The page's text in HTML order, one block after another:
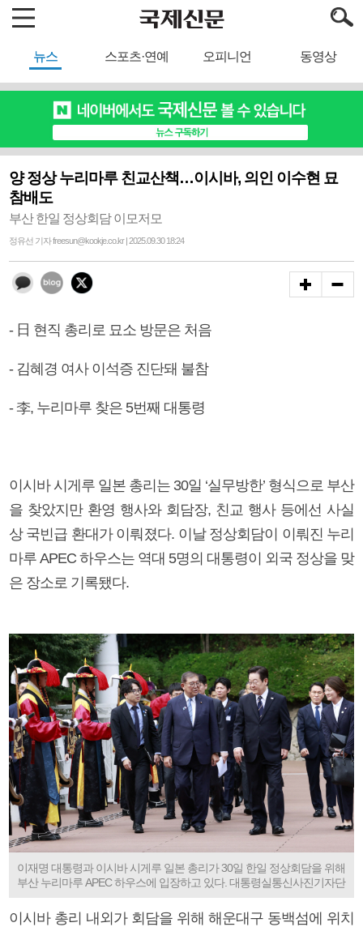
뉴스 스포츠·연예 오피니언 동영상
양 정상 누리마루 친교산책…이시바, 의인 이수현 묘
참배도
부산 한일 정상회담 이모저모
정유선 기자 freesun@kookje.co.kr | 2025.09.30 18:24
- 日 현직 총리로 묘소 방문은 처음
- 김혜경 여사 이석증 진단돼 불참
- 李, 누리마루 찾은 5번째 대통령
이시바 시게루 일본 총리는 30일 ‘실무방한’ 형식으로 부산
을 찾았지만 환영 행사와 회담장, 친교 행사 등에선 사실
상 국빈급 환대가 이뤄졌다. 이날 정상회담이 이뤄진 누리
마루 APEC 하우스는 역대 5명의 대통령이 외국 정상을 맞
은 장소로 기록됐다.
이재명 대통령과 이시바 시게루 일본 총리가 30일 한일 정상회담을 위해
부산 누리마루 APEC 하우스에 입장하고 있다. 대통령실통신사진기자단
이시바 총리 내외가 회담을 위해 해운대구 동백섬에 위치